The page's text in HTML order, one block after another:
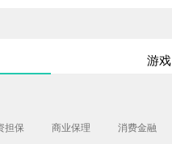
游戏
担保 商业保理 消费金融